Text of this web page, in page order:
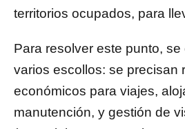
territorios ocupados, para
Para resolver este punto,
varios escollos: se precisan
económicos para viajes,
manutención, y gestión de